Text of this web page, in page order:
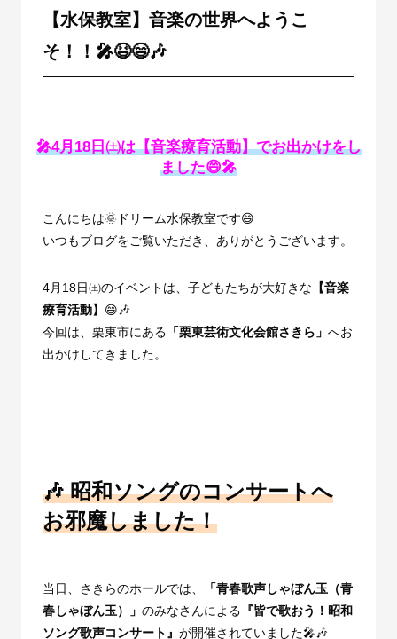
【水保教室】音楽の世界へようこ
そ！！🎤😆😄🎶
🎤4月18日㈯は【音楽療育活動】でお出かけをし
ました😄🎤
こんにちは🌞ドリーム水保教室です😄
いつもブログをご覧いただき、ありがとうございます。
4月 18日㈯のイベントは、子どもたちが大好きな 【音楽
療育活動】 😄🎶
今回は、栗東市にある 「栗東芸術文化会館さきら」 へお
出かけしてきました。
🎶 昭和ソングのコンサートへ
お邪魔しました！
当日、さきらのホールでは、
「青春歌声しゃぼん玉（青
春しゃぼん玉）」 のみなさんによる 『皆で歌おう！昭和
ソング歌声コンサート』 が開催されていました🎤🎶